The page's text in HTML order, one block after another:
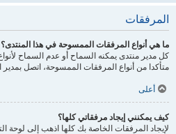
المرفقات
ما هي أنواع المرفقات الممسوحة في هذا المنتدى؟
كل مدير منتدى يمكنه السماح أو عدم السماح
متأكدا من أنواع المرفقات الممسوحة، اتصل بمدير
أعلى
كيف يمكنني إيجاد مرفقاتي كلها؟
لإيجاد المرفقات الخاصة بك كلها اذهب إلى لوحة